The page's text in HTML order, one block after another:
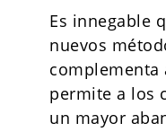
Es innegable
nuevos
complementa
permite a los
un mayor